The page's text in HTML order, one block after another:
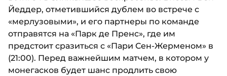
Йеддер, отметившийся дублем во встрече с
«мерлузовыми», и его партнеры по команде
отправятся на «Парк де Пренс», где им
предстоит сразиться с «Пари Сен-Жерменом» в
(21:00). Перед важнейшим матчем, в котором у
монегасков будет шанс продлить свою